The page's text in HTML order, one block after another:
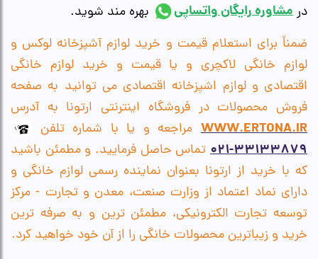
در مشاوره رایگان واتساپی
بهره مند شوید.
ضمناً برای استعلام قیمت و خرید لوازم آشپزخانه لوکس و
لوازم خانگی لاکچری و یا قیمت و خرید لوازم خانگی
اقتصادی و لوازم اشپزخانه اقتصادی می توانید به صفحه
فروش محصولات در فروشگاه اینترنتی ارتونا به آدرس
WWW.ERTONA.IR مراجعه و یا با شماره تلفن
33133879-021 تماس حاصل فرمایید. و مطمئن باشید
که با خرید از ارتونا بعنوان نماینده رسمی لوازم خانگی و
دارای نماد اعتماد از وزارت صنعت، معدن و تجارت - مركز
توسعه تجارت الكترونیكی، مطمئن ترین و به صرفه ترین
خرید و زیباترین محصولات خانگی را از آن خود خواهید کرد.